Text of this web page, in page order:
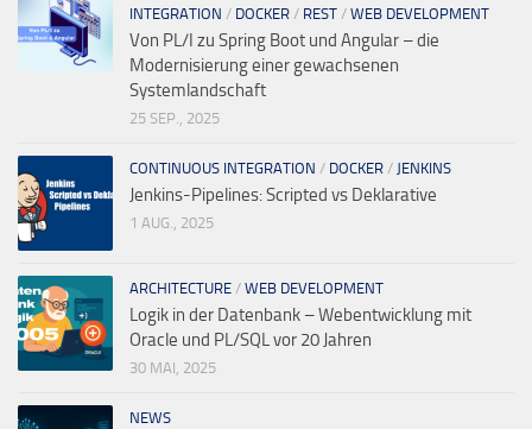
INTEGRATION / DOCKER / REST / WEB DEVELOPMENT
Von PL/I zu Spring Boot und Angular – die
Modernisierung einer gewachsenen
Systemlandschaft
25 SEP., 2025
CONTINUOUS INTEGRATION / DOCKER / JENKINS
Jenkins-Pipelines: Scripted vs Deklarative
1 AUG., 2025
ARCHITECTURE / WEB DEVELOPMENT
Logik in der Datenbank – Webentwicklung mit
Oracle und PL/SQL vor 20 Jahren
30 MAI, 2025
NEWS